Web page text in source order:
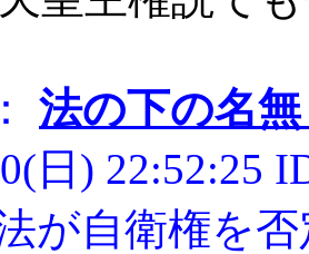
法の下の名
日) 22:52:25
が自衛権を